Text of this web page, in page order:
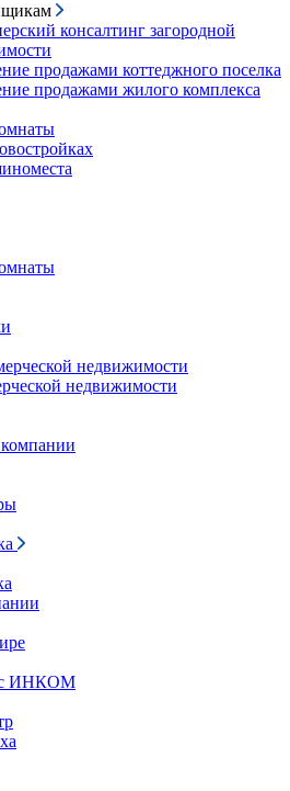
консалтинг загородной
продажами коттеджного поселка
продажами жилого комплекса
недвижимости
недвижимости
компании
с ИНКОМ